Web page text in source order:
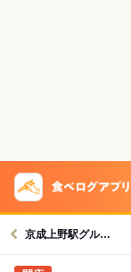
京成上野駅グルメへ